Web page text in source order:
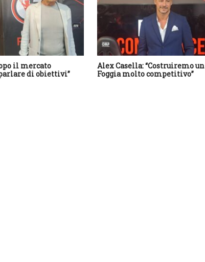
il mercato
di obiettivi”
Alex Casella: “Costruiremo un
Foggia molto competitivo”